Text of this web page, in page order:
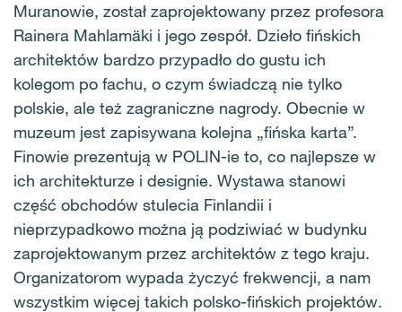
Muranowie, został zaprojektowany przez profesora
Rainera Mahlamäki i jego zespół. Dzieło fińskich
architektów bardzo przypadło do gustu ich
kolegom po fachu, o czym świadczą nie tylko
polskie, ale też zagraniczne nagrody. Obecnie w
muzeum jest zapisywana kolejna „fińska karta”.
Finowie prezentują w POLIN-ie to, co najlepsze w
ich architekturze i designie. Wystawa stanowi
część obchodów stulecia Finlandii i
nieprzypadkowo można ją podziwiać w budynku
zaprojektowanym przez architektów z tego kraju.
Organizatorom wypada życzyć frekwencji, a nam
wszystkim więcej takich polsko-fińskich projektów.